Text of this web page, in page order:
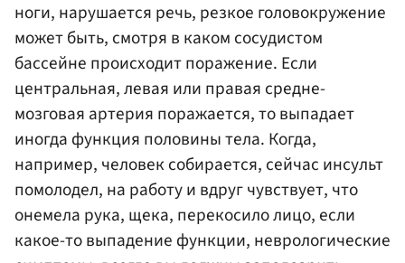
ноги, нарушается речь, резкое головокружение
может быть, смотря в каком сосудистом
бассейне происходит поражение. Если
центральная, левая или правая средне-
мозговая артерия поражается, то выпадает
иногда функция половины тела. Когда,
например, человек собирается, сейчас инсульт
помолодел, на работу и вдруг чувствует, что
онемела рука, щека, перекосило лицо, если
какое-то выпадение функции, неврологические